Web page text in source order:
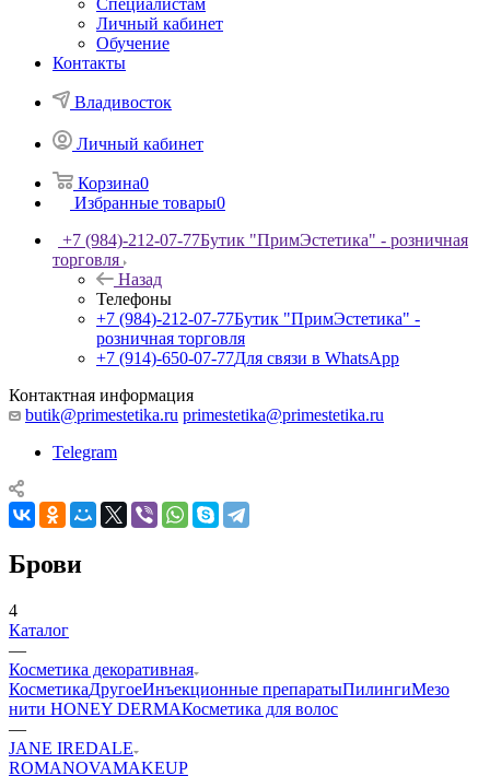
Специалистам
Личный кабинет
Обучение
Контакты
Владивосток
Личный кабинет
Корзина0
Избранные товары0
+7 (984)-212-07-77Бутик "ПримЭстетика" - розничная
торговля
Назад
Телефоны
+7 (984)-212-07-77Бутик "ПримЭстетика" -
розничная торговля
+7 (914)-650-07-77Для связи в WhatsApp
Контактная информация
butik@primestetika.ru primestetika@primestetika.ru
Telegram
Брови
4
Каталог
—
Косметика декоративная
КосметикаДругоеИнъекционные препаратыПилингиМезо
нити HONEY DERMAКосметика для волос
—
JANE IREDALE
ROMANOVAMAKEUP